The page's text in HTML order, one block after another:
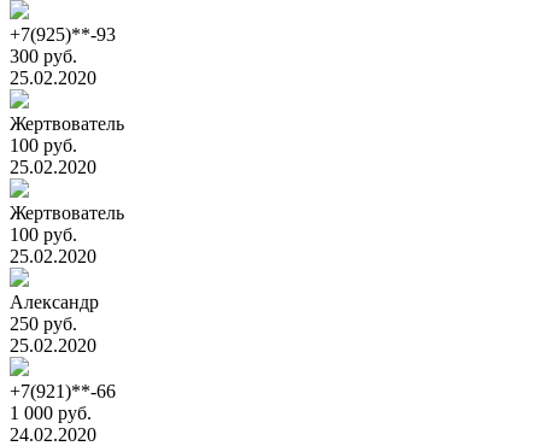
+7(925)**-93
300 руб.
25.02.2020
Жертвователь
100 руб.
25.02.2020
Жертвователь
100 руб.
25.02.2020
Александр
250 руб.
25.02.2020
+7(921)**-66
1 000 руб.
24.02.2020